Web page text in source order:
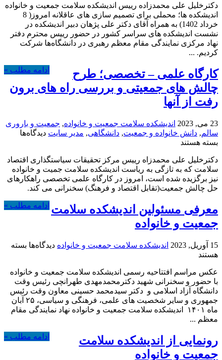
ها؛
محملی
برای
تصمیم
سازی
های
دکترخلیل علی محمدزاده رییس اندیشکده سلامت جمعیت و خانواده
اندیشکده ها؛ محملی برای تصمیم سازی های عاقلانه امروز( 8
خرداد 1402) به همراه آقای دکتر علی پژهان دبیر اندیشکده در
نشست اندیشکده های سراسر کشور در حضور رییس محترم دفتر
نهاد مرکزی نمایندگی مقام معظم رهبری در دانشگاه‌ها شرکت
کردیم. ...
ادامه مطلب »
کارگاه علمی – تخصصی؛ طرح
چالش های جمعیتی و بررسی راه های برون
رفت از آنها
23 می, 2023 اندیشکده سلامت جمعیت و خانواده, جمعیت و باروری
سالم, دانش خانواده و جمعیت, دانشگاهی, مدیر سایت دیدگاه‌ها
–
طرح
های
از
آنها
بسته هستند
دکترخلیل علی محمدزاه رییس مرکز تحقیقات سیاستگذاری اقتصاد
سلامت که به تازگی به ریاست اندیشکده سلامت جمیت و خانواده
نیز برگزیده شده است، امروز در کارگاه علمی تخصصی راهکارهای
حل چالش جمعیت(تقابل اقتصاد و فرهنگ) سخنرانی می کند.
ادامه مطلب » معرفی مسئولین اندیشکده سلامت
جمعیت و خانواده
15 آوریل, 2023 اندیشکده سلامت جمعیت و خانواده دیدگاه‌ها برای
سلامت
جمعیت
و
خانواده
بسته
هستند
عکس مراسم افتتاحیه رسمی اندیشکده سلامت جمعیت و خانواده
با حضور و سخنرانی شهید دکترمحمدمهدی طهرانچی رئیس وقت
دانشگاه آزاد اسلامی و دکتر سیدمحمد حسینی معاون وقت رئیس
جمهوری و سایر شخصیت های علمی، فرهنگی و سیاسی، ۲۵ آبان
ماه ۱۴۰۱ اندیشکده سلامت جمعیت و خانواده نهاد نمایندگی مقام
معظم ...
ادامه مطلب »
رونمایی از اندیشکده سلامت
جمعیت و خانواده